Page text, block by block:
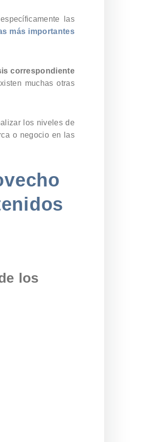
las
más importantes
correspondiente
muchas otras
los niveles de
o negocio en las
los